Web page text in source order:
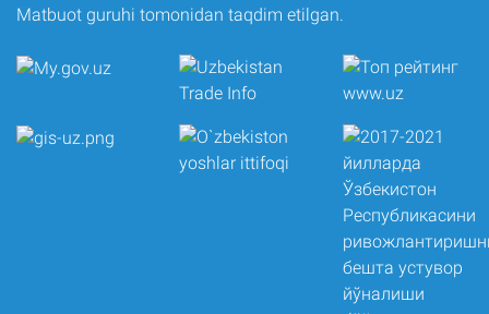
Matbuot guruhi tomonidan taqdim etilgan.